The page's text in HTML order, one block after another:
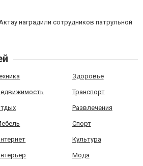
наградили сотрудников патрульной
Здоровье
Транспорт
Развлечения
Спорт
Культура
Мода